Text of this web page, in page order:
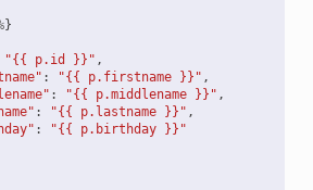
}
"{{ p.id }}" ,
: "{{ p.firstname }}" ,
: "{{ p.middlename }}" ,
: "{{ p.lastname }}" ,
:
"{{ p.birthday }}"